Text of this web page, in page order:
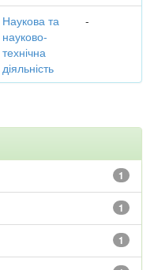
Наукова та
науково-
технічна
діяльність
-
1
1
1